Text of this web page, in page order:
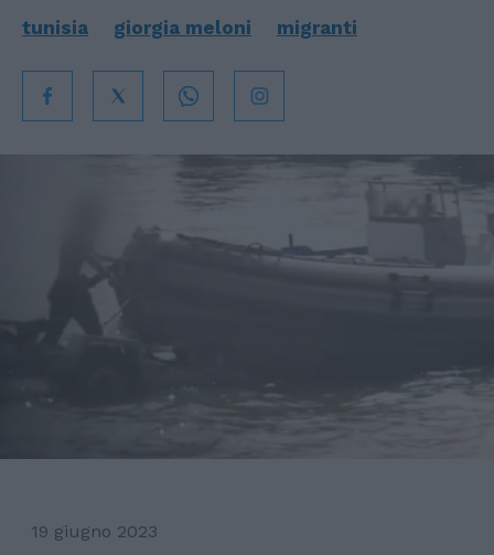
tunisia giorgia meloni migranti
19 giugno 2023